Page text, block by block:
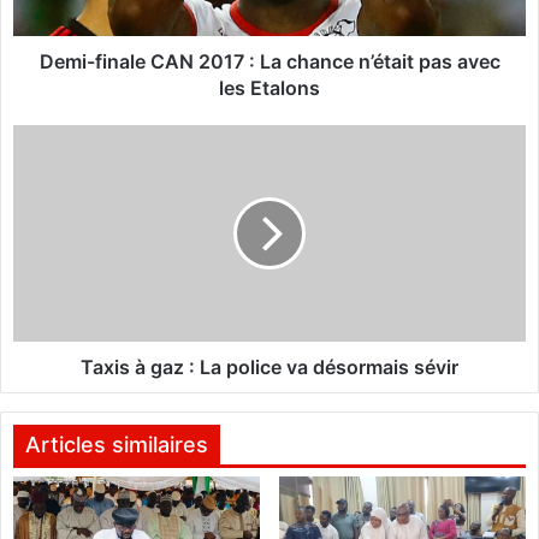
a
a
h
a
c
e
n
Demi-finale CAN 2017 : La chance n’était pas avec
les Etalons
z
L
a
o
l
i
Taxis à gaz : La police va désormais sévir
Articles similaires